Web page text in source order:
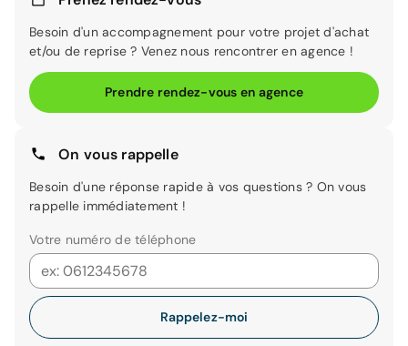
Besoin d'un accompagnement pour votre projet d'achat
et/ou de reprise ? Venez nous rencontrer en agence !
Prendre rendez-vous en agence
On vous rappelle
Besoin d'une réponse rapide à vos questions ? On vous
rappelle immédiatement !
Votre numéro de téléphone
Rappelez-moi